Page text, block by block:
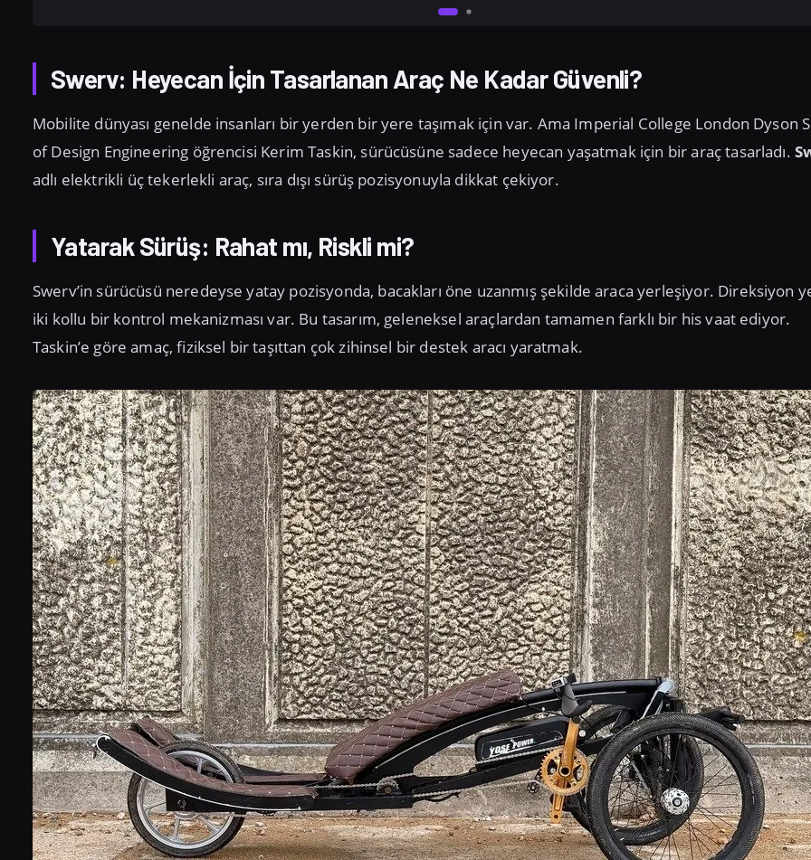
Swerv: Heyecan İçin Tasarlanan Araç Ne Kadar Güvenli?
Mobilite dünyası genelde insanları bir yerden bir yere taşımak için var. Ama Imperial College London Dyson
of Design Engineering öğrencisi Kerim Taskin, sürücüsüne sadece heyecan yaşatmak için bir araç tasarladı.
adlı elektrikli üç tekerlekli araç, sıra dışı sürüş pozisyonuyla dikkat çekiyor.
Yatarak Sürüş: Rahat mı, Riskli mi?
Swerv’in sürücüsü neredeyse yatay pozisyonda, bacakları öne uzanmış şekilde araca yerleşiyor. Direksiyon
iki kollu bir kontrol mekanizması var. Bu tasarım, geleneksel araçlardan tamamen farklı bir his vaat ediyor.
Taskin’e göre amaç, fiziksel bir taşıttan çok zihinsel bir destek aracı yaratmak.